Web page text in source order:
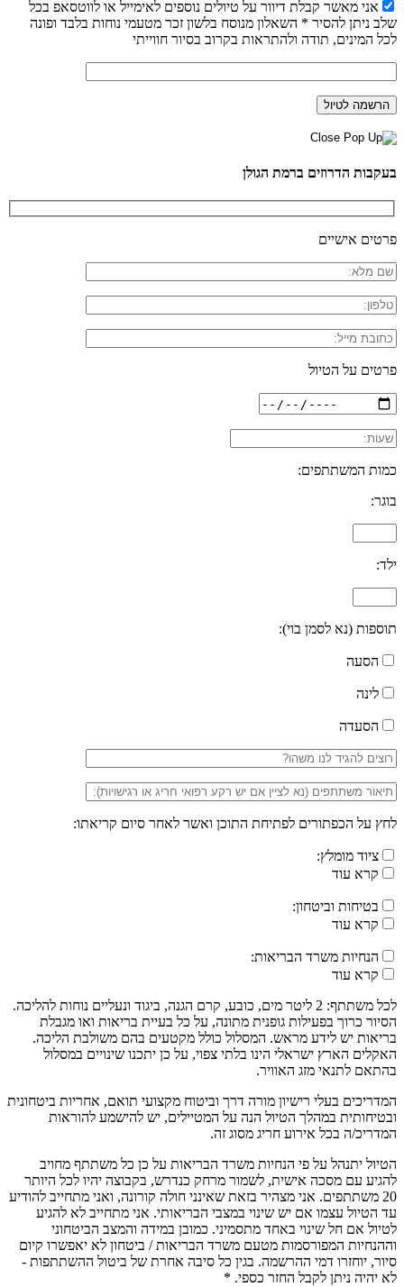
אני מאשר קבלת דיוור על טיולים נוספים לאימייל או לווטסאפ בכל
שלב ניתן להסיר * השאלון מנוסח בלשון זכר מטעמי נוחות בלבד ופונה
לכל המינים, תודה ולהתראות בקרוב בסיור חווייתי
בעקבות הדרוזים ברמת הגולן
פרטים אישיים
פרטים על הטיול
כמות המשתתפים:
בוגר:
ילד:
תוספות (נא לסמן בוי):
הסעה
לינה
הסעדה
לחץ על הכפתורים לפתיחת התוכן ואשר לאחר סיום קריאתו:
ציוד מומלץ:
קרא עוד
בטיחות וביטחון:
קרא עוד
הנחיות משרד הבריאות:
קרא עוד
לכל משתתף: 2 ליטר מים, כובע, קרם הגנה, ביגוד ונעליים נוחות להליכה.
הסיור כרוך בפעילות גופנית מתונה, על כל בעיית בריאות ואו מגבלת
בריאות יש לידע מראש. המסלול כולל מקטעים בהם משולבת הליכה.
האקלים הארץ ישראלי הינו בלתי צפוי, על כן יתכנו שינויים במסלול
בהתאם לתנאי מזג האוויר.
המדריכים בעלי רישיון מורה דרך וביטוח מקצועי תואם, אחריות ביטחונית
ובטיחותית במהלך הטיול הנה על המטיילים, יש להישמע להוראות
המדריכ/ה בכל אירוע חריג מסוג זה.
הטיול יתנהל על פי הנחיות משרד הבריאות על כן כל משתתף מחויב
להגיע עם מסכה אישית, לשמור מרחק כנדרש, בקבוצה יהיו לכל היותר
20 משתתפים. אני מצהיר בזאת שאינני חולה קורונה, ואני מתחייב להודיע
עד הטיול עצמו אם יש שינוי במצבי הבריאותי. אני מתחייב לא להגיע
לטיול אם חל שינוי באחד מתסמיני. כמובן במידה והמצב הביטחוני
וההנחיות המפורסמות מטעם משרד הבריאות / ביטחון לא יאפשרו קיום
סיור, יוחזרו דמי ההרשמה. בגין כל סיבה אחרת של ביטול ההשתתפות -
לא יהיה ניתן לקבל החזר כספי. *